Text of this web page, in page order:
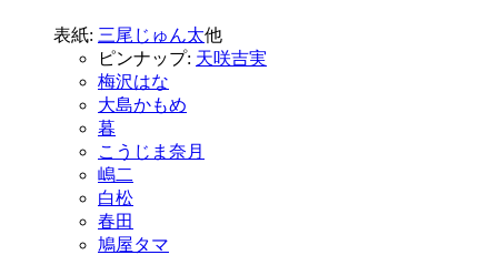
表紙: 三尾じゅん太他
ピンナップ: 天咲吉実
梅沢はな
大島かもめ
暮
こうじま奈月
嶋二
白松
春田
鳩屋タマ